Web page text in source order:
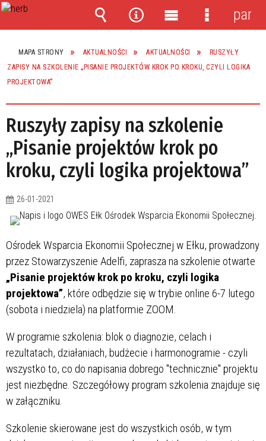
MAPA STRONY AKTUALNOŚCI AKTUALNOŚCI
RUSZYŁY
ZAPISY NA SZKOLENIE „PISANIE PROJEKTÓW KROK PO KROKU, CZYLI LOGIKA
PROJEKTOWA”
Ruszyły zapisy na szkolenie
„Pisanie projektów krok po
kroku, czyli logika projektowa”
26-01-2021
Ośrodek Wsparcia Ekonomii Społecznej w Ełku, prowadzony
przez Stowarzyszenie Adelfi, zaprasza na szkolenie otwarte
„Pisanie projektów krok po kroku, czyli logika
projektowa”, które odbędzie się w trybie online 6-7 lutego
(sobota i niedziela) na platformie ZOOM.
W programie szkolenia: blok o diagnozie, celach i
rezultatach, działaniach, budżecie i harmonogramie - czyli
wszystko to, co do napisania dobrego "technicznie" projektu
jest niezbędne. Szczegółowy program szkolenia znajduje się
w załączniku.
Szkolenie skierowane jest do wszystkich osób, w tym
Wyszukiwarka
Narzędzia
Menu
główne
Menu
panel